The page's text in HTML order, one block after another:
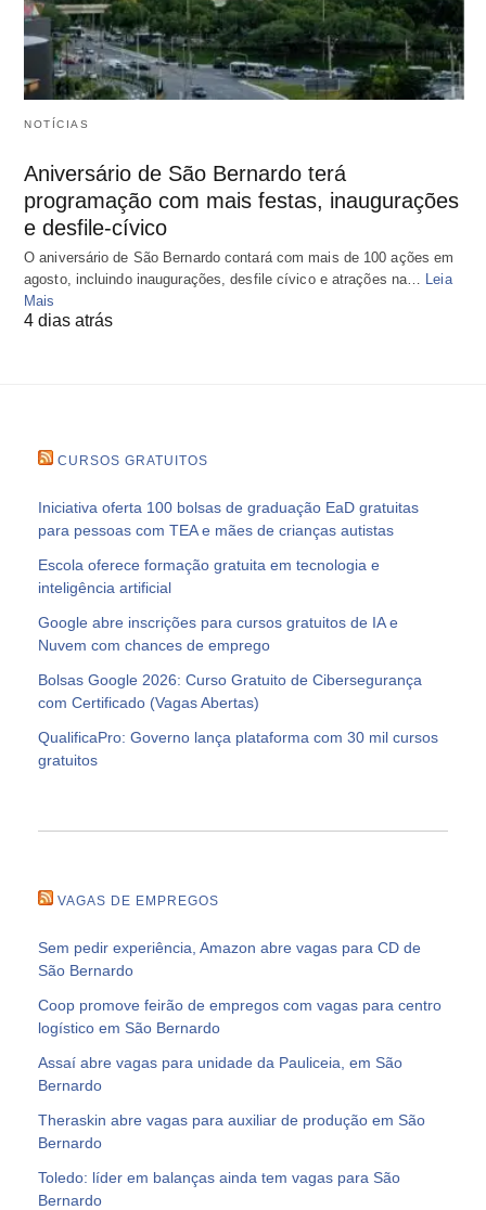
NOTÍCIAS
Aniversário de São Bernardo terá
programação com mais festas, inaugurações
e desfile-cívico
O aniversário de São Bernardo contará com mais de 100 ações em
agosto, incluindo inaugurações, desfile cívico e atrações na…
Leia
Mais
4 dias atrás
CURSOS GRATUITOS
Iniciativa oferta 100 bolsas de graduação EaD gratuitas
para pessoas com TEA e mães de crianças autistas
Escola oferece formação gratuita em tecnologia e
inteligência artificial
Google abre inscrições para cursos gratuitos de IA e
Nuvem com chances de emprego
Bolsas Google 2026: Curso Gratuito de Cibersegurança
com Certificado (Vagas Abertas)
QualificaPro: Governo lança plataforma com 30 mil cursos
gratuitos
VAGAS DE EMPREGOS
Sem pedir experiência, Amazon abre vagas para CD de
São Bernardo
Coop promove feirão de empregos com vagas para centro
logístico em São Bernardo
Assaí abre vagas para unidade da Pauliceia, em São
Bernardo
Theraskin abre vagas para auxiliar de produção em São
Bernardo
Toledo: líder em balanças ainda tem vagas para São
Bernardo